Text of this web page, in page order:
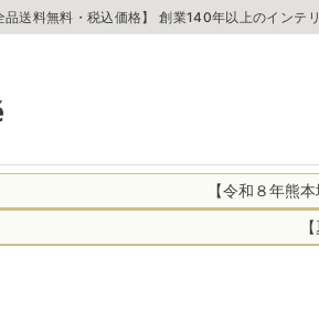
品送料無料・税込価格】 創業140年以上のインテ
【令和８年熊
令和8年熊本地震により、お亡くなりになら
に心よりお見舞い申し上げます。 この地震